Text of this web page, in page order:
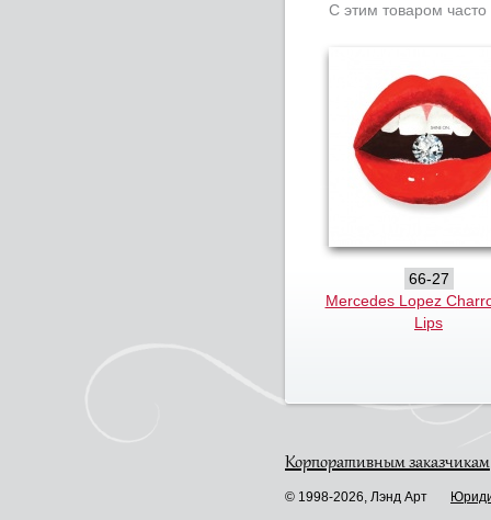
С этим товаром часто
66-27
Mercedes Lopez
Lips
Корпоративным заказчикам
© 1998-2026, Лэнд Арт